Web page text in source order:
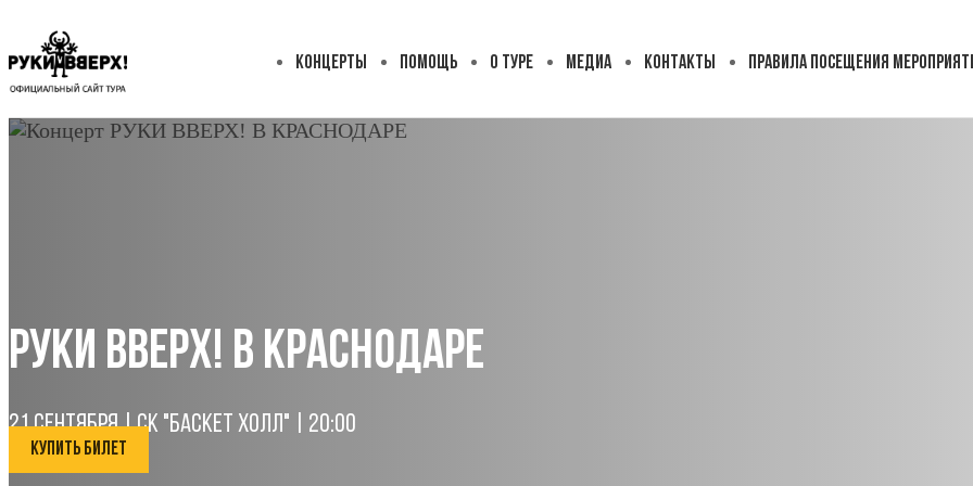
КОНЦЕРТЫ ПОМОЩЬ О ТУРЕ МЕДИА КОНТАКТЫ ПРАВИЛА ПОСЕЩЕНИЯ
РУКИ ВВЕРХ! В КРАСНОДАРЕ
21 СЕНТЯБРЯ | СК "БАСКЕТ ХОЛЛ" | 20:00
КУПИТЬ БИЛЕТ